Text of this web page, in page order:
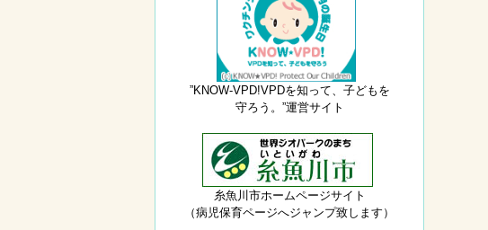
”KNOW-VPD!VPDを知って、子どもを
守ろう。”運営サイト
糸魚川市ホームページサイト
（病児保育ページへジャンプ致します）